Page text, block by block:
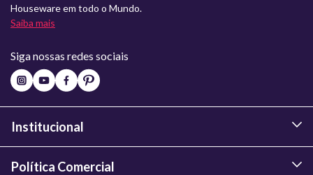
Houseware em todo o Mundo.
Saiba mais
Siga nossas redes sociais
Institucional
Política Comercial